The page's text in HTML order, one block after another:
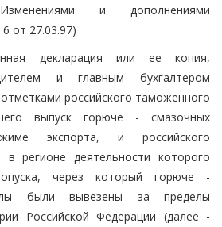
и дополнениями
от 27.03.97)
декларация или ее копия,
и главным бухгалтером
российского таможенного
выпуск горюче - смазочных
экспорта, и российского
в регионе деятельности которого
через который горюче -
были вывезены за пределы
Российской Федерации (далее -